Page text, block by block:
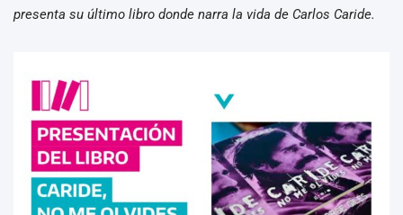
presenta su último libro donde narra la vida de Carlos Caride.